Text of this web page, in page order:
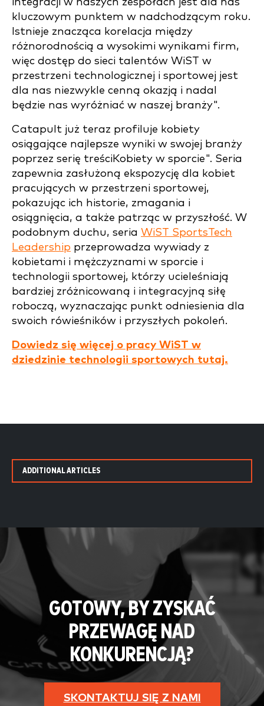
kluczowym punktem w nadchodzącym roku.
Istnieje znacząca korelacja między
różnorodnością a wysokimi wynikami firm,
więc dostęp do sieci talentów WiST w
przestrzeni technologicznej i sportowej jest
dla nas niezwykle cenną okazją i nadal
będzie nas wyróżniać w naszej branży".
Catapult już teraz profiluje kobiety
osiągające najlepsze wyniki w swojej branży
poprzez serię treściKobiety w sporcie". Seria
zapewnia zasłużoną ekspozycję dla kobiet
pracujących w przestrzeni sportowej,
pokazując ich historie, zmagania i
osiągnięcia, a także patrząc w przyszłość. W
podobnym duchu, seria WiST SportsTech
Leadership przeprowadza wywiady z
kobietami i mężczyznami w sporcie i
technologii sportowej, którzy ucieleśniają
bardziej zróżnicowaną i integracyjną siłę
roboczą, wyznaczając punkt odniesienia dla
swoich rówieśników i przyszłych pokoleń.
Dowiedz się więcej o pracy WiST w
dziedzinie technologii sportowych tutaj.
ADDITIONAL ARTICLES
GOTOWY, BY ZYSKAĆ
PRZEWAGĘ NAD
KONKURENCJĄ?
SKONTAKTUJ SIĘ Z NAMI